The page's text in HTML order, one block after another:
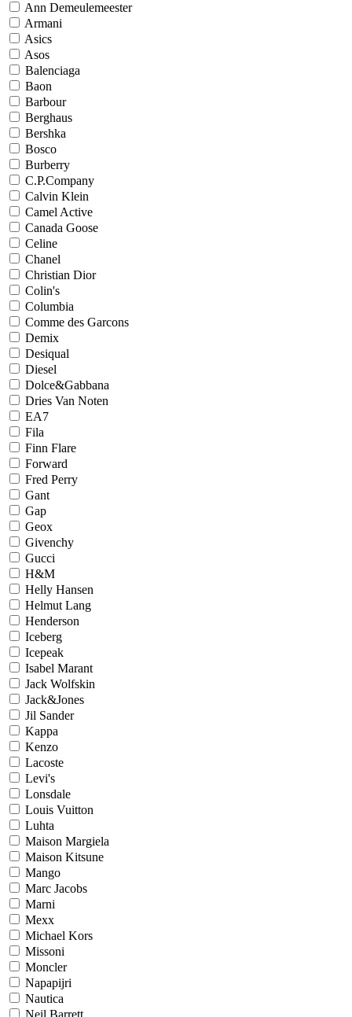
Ann Demeulemeester
Armani
Asics
Asos
Balenciaga
Baon
Barbour
Berghaus
Bershka
Bosco
Burberry
C.P.Company
Calvin Klein
Camel Active
Canada Goose
Celine
Chanel
Christian Dior
Colin's
Columbia
Comme des Garcons
Demix
Desiqual
Diesel
Dolce&Gabbana
Dries Van Noten
EA7
Fila
Finn Flare
Forward
Fred Perry
Gant
Gap
Geox
Givenchy
Gucci
H&M
Helly Hansen
Helmut Lang
Henderson
Iceberg
Icepeak
Isabel Marant
Jack Wolfskin
Jack&Jones
Jil Sander
Kappa
Kenzo
Lacoste
Levi's
Lonsdale
Louis Vuitton
Luhta
Maison Margiela
Maison Kitsune
Mango
Marc Jacobs
Marni
Mexx
Michael Kors
Missoni
Moncler
Napapijri
Nautica